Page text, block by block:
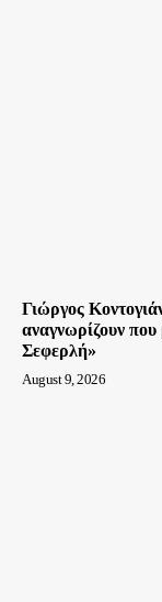
Γιώργος
αναγνωρίζουν
Σεφερλή»
August 9, 2026